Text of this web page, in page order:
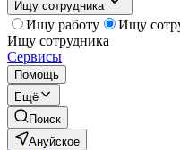
Ищу сотрудника
Ищу работу
Ищу
Ищу сотрудника
Сервисы
Помощь
Ещё
Поиск
Ануйское